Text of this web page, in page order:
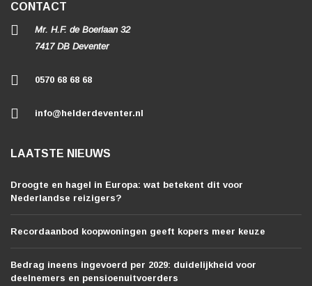
CONTACT
Mr. H.F. de Boerlaan 32
7417 DB Deventer
0570 68 68 68
info@helderdeventer.nl
LAATSTE NIEUWS
Droogte en hagel in Europa: wat betekent dit voor
Nederlandse reizigers?
Recordaanbod koopwoningen geeft kopers meer keuze
Bedrag ineens ingevoerd per 2029: duidelijkheid voor
deelnemers en pensioenuitvoerders